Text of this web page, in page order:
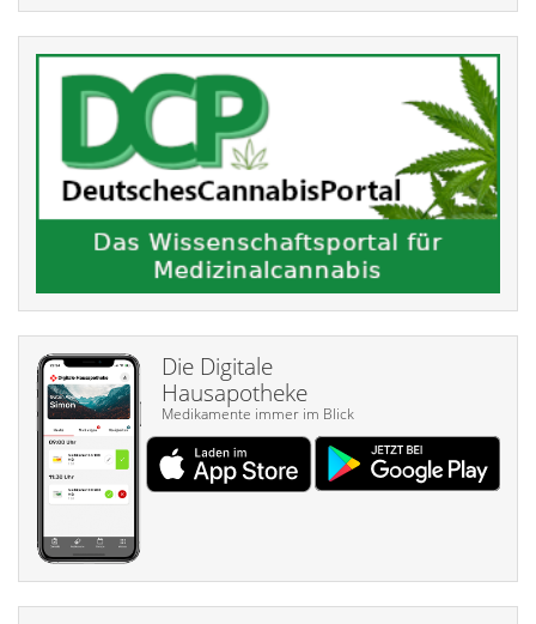
Die Digitale
Hausapotheke
Medikamente immer im Blick